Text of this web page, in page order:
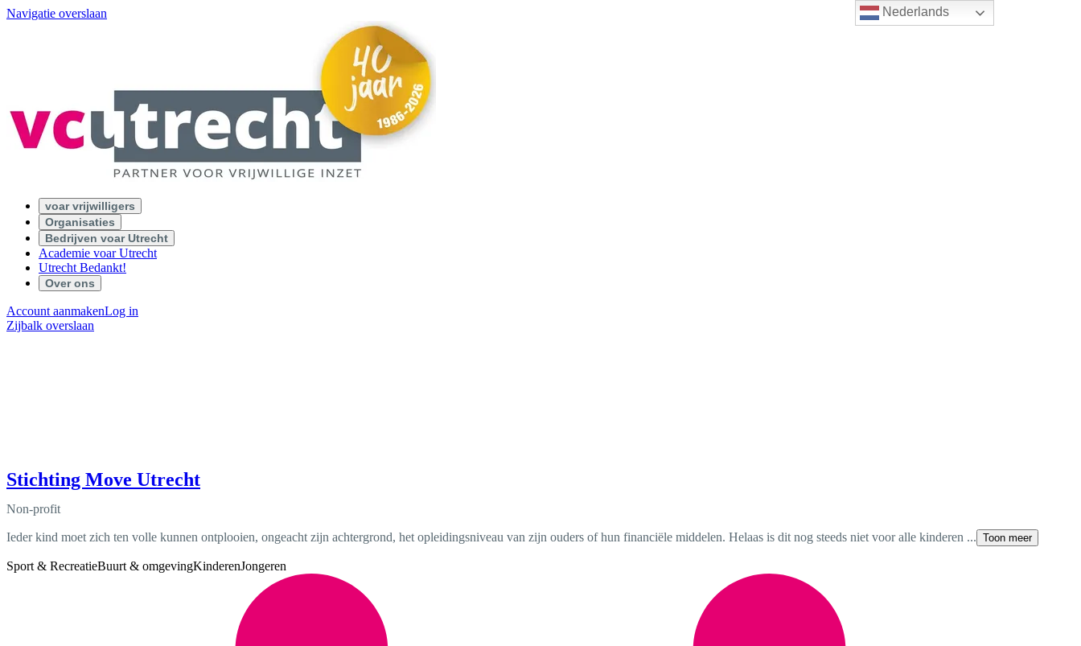
Nederlands
Navigatie overslaan
voar vrijwilligers
Organisaties
Bedrijven voar Utrecht
Academie voar Utrecht
Utrecht Bedankt!
Over ons
Account aanmakenLog in
Zijbalk overslaan
Stichting Move Utrecht
Non-profit
Ieder kind moet zich ten volle kunnen ontplooien, ongeacht zijn achtergrond, het opleidingsniveau van zijn ouders of hun financiële middelen. Helaas is dit nog steeds niet voor alle kinderen ... Toon meer
Sport & RecreatieBuurt & omgevingKinderenJongeren